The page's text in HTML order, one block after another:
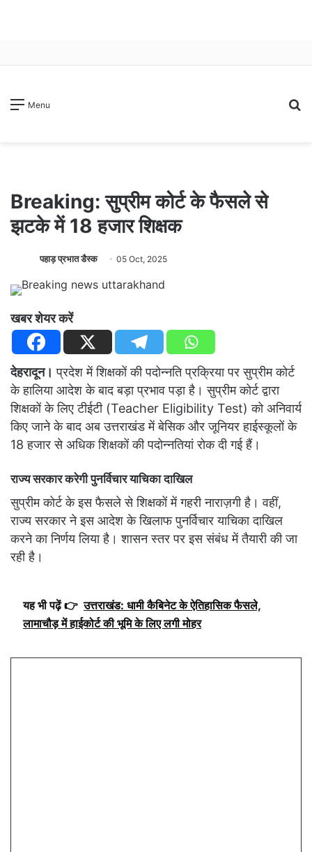
Menu
Breaking: सुप्रीम कोर्ट के फैसले से
झटके में 18 हजार शिक्षक
पहाड़ प्रभात डैस्क 05 Oct, 2025
खबर शेयर करें
देहरादून। प्रदेश में शिक्षकों की पदोन्नति प्रक्रिया पर सुप्रीम कोर्ट
के हालिया आदेश के बाद बड़ा प्रभाव पड़ा है। सुप्रीम कोर्ट द्वारा
शिक्षकों के लिए टीईटी (Teacher Eligibility Test) को अनिवार्य
किए जाने के बाद अब उत्तराखंड में बेसिक और जूनियर हाईस्कूलों के
18 हजार से अधिक शिक्षकों की पदोन्नतियां रोक दी गई हैं।
राज्य सरकार करेगी पुनर्विचार याचिका दाखिल
सुप्रीम कोर्ट के इस फैसले से शिक्षकों में गहरी नाराज़गी है। वहीं,
राज्य सरकार ने इस आदेश के खिलाफ पुनर्विचार याचिका दाखिल
करने का निर्णय लिया है। शासन स्तर पर इस संबंध में तैयारी की जा
रही है।
यह भी पढ़ें 👉 उत्तराखंड: धामी कैबिनेट के ऐतिहासिक फैसले,
लामाचौड़ में हाईकोर्ट की भूमि के लिए लगी मोहर